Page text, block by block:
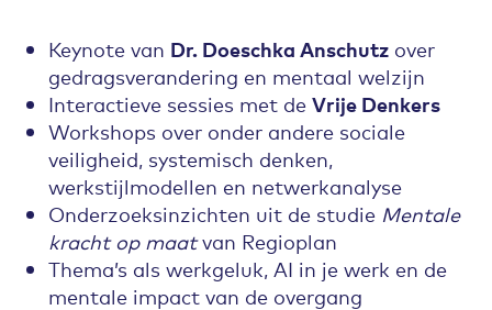
Keynote van Dr. Doeschka Anschutz over
gedragsverandering en mentaal welzijn
Interactieve sessies met de Vrije Denkers
Workshops over onder andere sociale
veiligheid, systemisch denken,
werkstijlmodellen en netwerkanalyse
Onderzoeksinzichten uit de studie Mentale
kracht op maatvan Regioplan
Thema’s als werkgeluk, AI in je werk en de
mentale impact van de overgang